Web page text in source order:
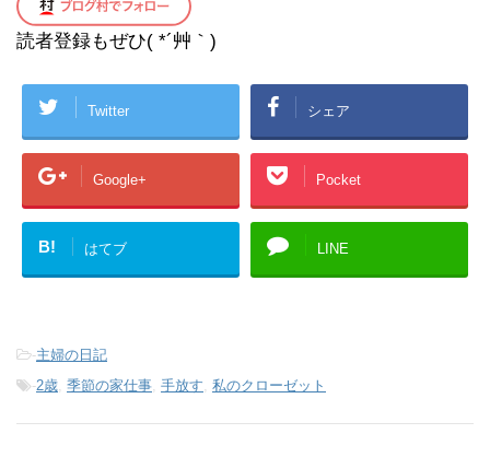
読者登録もぜひ( *´艸｀)
Twitter シェア
Google+ Pocket
B! はてブ LINE
-主婦の日記
-2歳, 季節の家仕事, 手放す, 私のクローゼット